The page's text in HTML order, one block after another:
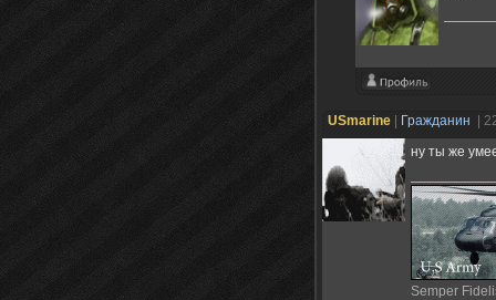
USmarine Гражданин
|
ну ты же
Semper